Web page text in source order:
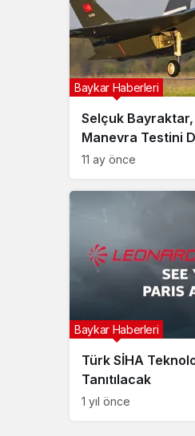
Selçuk Bayraktar,
Manevra Testini
Baykar Haberleri
11 ay önce
Türk SİHA
Tanıtılacak
Baykar Haberleri
1 yıl önce